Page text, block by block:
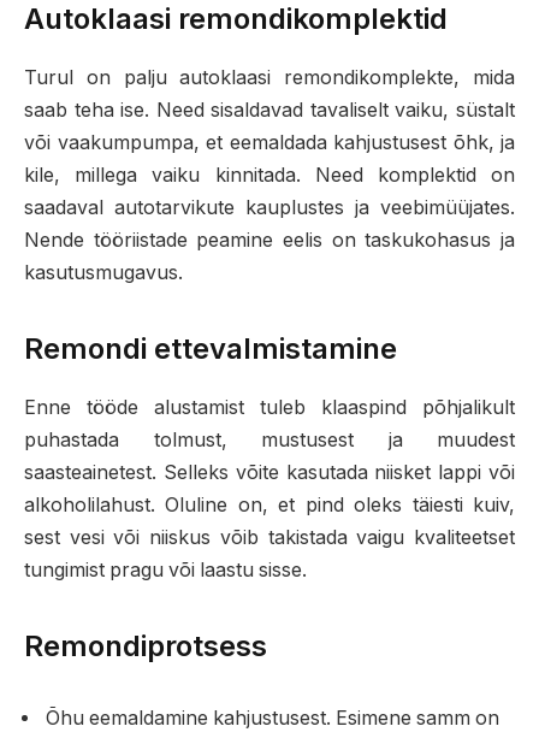
Autoklaasi remondikomplektid
Turul on palju autoklaasi remondikomplekte, mida
saab teha ise. Need sisaldavad tavaliselt vaiku, süstalt
või vaakumpumpa, et eemaldada kahjustusest õhk, ja
kile, millega vaiku kinnitada. Need komplektid on
saadaval autotarvikute kauplustes ja veebimüüjates.
Nende tööriistade peamine eelis on taskukohasus ja
kasutusmugavus.
Remondi ettevalmistamine
Enne tööde alustamist tuleb klaaspind põhjalikult
puhastada tolmust, mustusest ja muudest
saasteainetest. Selleks võite kasutada niisket lappi või
alkoholilahust. Oluline on, et pind oleks täiesti kuiv,
sest vesi või niiskus võib takistada vaigu kvaliteetset
tungimist pragu või laastu sisse.
Remondiprotsess
Õhu eemaldamine kahjustusest. Esimene samm on